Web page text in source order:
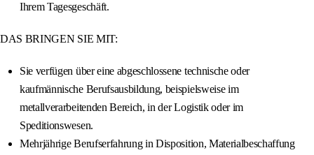
Ihrem Tagesgeschäft.
DAS BRINGEN SIE MIT:
Sie verfügen über eine abgeschlossene technische oder
kaufmännische Berufsausbildung, beispielsweise im
metallverarbeitenden Bereich, in der Logistik oder im
Speditionswesen.
Mehrjährige Berufserfahrung in Disposition, Materialbeschaffung